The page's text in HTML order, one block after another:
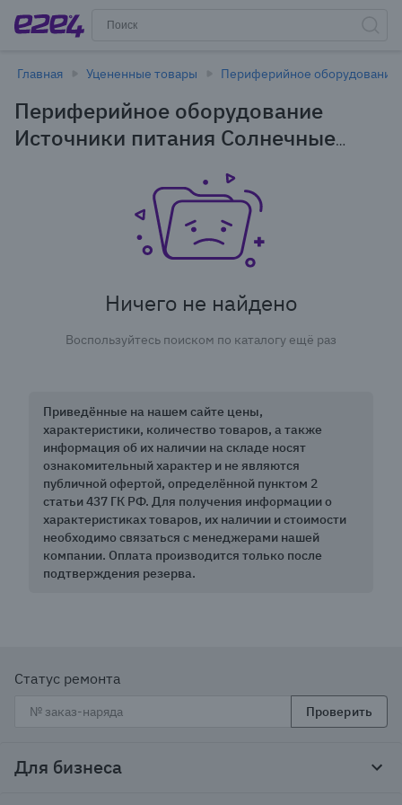
Главная Уцененные товары Периферийное оборудование
Периферийное оборудование
Источники питания Солнечные
Ничего не найдено
Воспользуйтесь поиском по каталогу ещё раз
Приведённые на нашем сайте цены,
характеристики, количество товаров, а также
информация об их наличии на складе носят
ознакомительный характер и не являются
публичной офертой, определённой пунктом 2
статьи 437 ГК РФ. Для получения информации о
характеристиках товаров, их наличии и стоимости
необходимо связаться с менеджерами нашей
компании. Оплата производится только после
подтверждения резерва.
Статус ремонта
Проверить
Для бизнеса